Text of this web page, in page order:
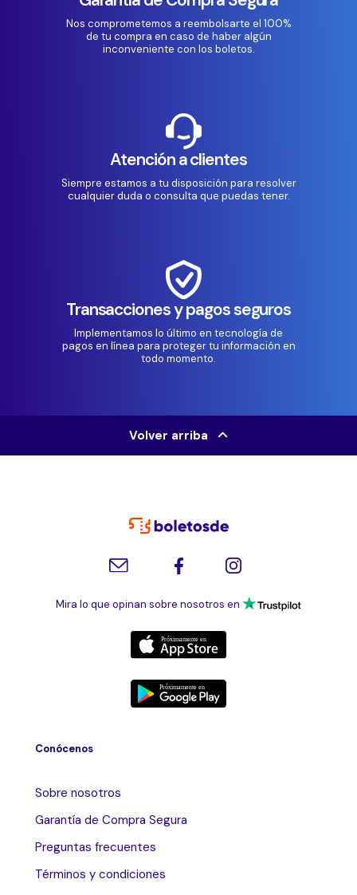
Nos comprometemos a reembolsarte el 100%
de tu compra en caso de haber algún
inconveniente con los boletos.
Atención a clientes
Siempre estamos a tu disposición para resolver
cualquier duda o consulta que puedas tener.
Transacciones y pagos seguros
Implementamos lo último en tecnología de
pagos en línea para proteger tu información en
todo momento.
Volver arriba
Mira lo que opinan sobre nosotros en
Conócenos
Sobre nosotros
Garantía de Compra Segura
Preguntas frecuentes
Términos y condiciones